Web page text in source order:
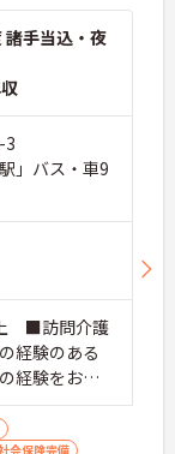
諸手当込・夜
3
」バス・車9
■訪問介護
経験のある
経験をお持
会保険完備